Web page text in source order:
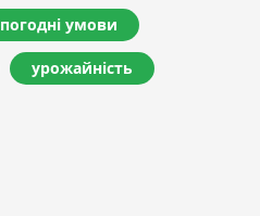
погодні умови
урожайність